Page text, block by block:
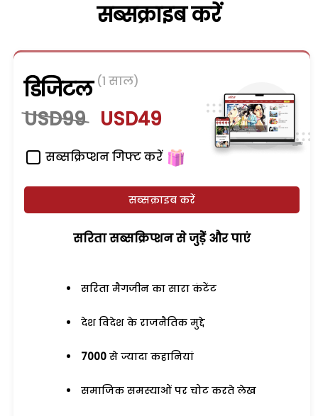
सब्सक्राइब करें
डिजिटल (1 साल)
USD99 USD49
सब्सक्रिप्शन गिफ्ट करें
सब्सक्राइब करें
सरिता सब्सक्रिप्शन से जुड़ेें और पाएं
सरिता मैगजीन का सारा कंटेंट
देश विदेश के राजनैतिक मुद्दे
7000 से ज्यादा कहानियां
समाजिक समस्याओं पर चोट करते लेख